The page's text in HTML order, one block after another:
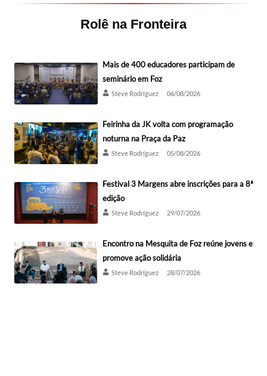
Rolê na Fronteira
Mais de 400 educadores participam de
seminário em Foz
Steve Rodríguez 06/08/2026
Feirinha da JK volta com programação
noturna na Praça da Paz
Steve Rodríguez 05/08/2026
Festival 3 Margens abre inscrições para a 8ª
edição
Steve Rodríguez 29/07/2026
Encontro na Mesquita de Foz reúne jovens e
promove ação solidária
Steve Rodríguez 28/07/2026